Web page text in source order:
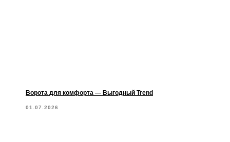
Ворота для комфорта — Выгодный Trend
01.07.2026